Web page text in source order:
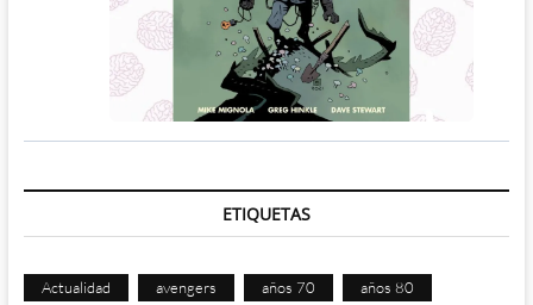
ETIQUETAS
Actualidad avengers años 70 años 80